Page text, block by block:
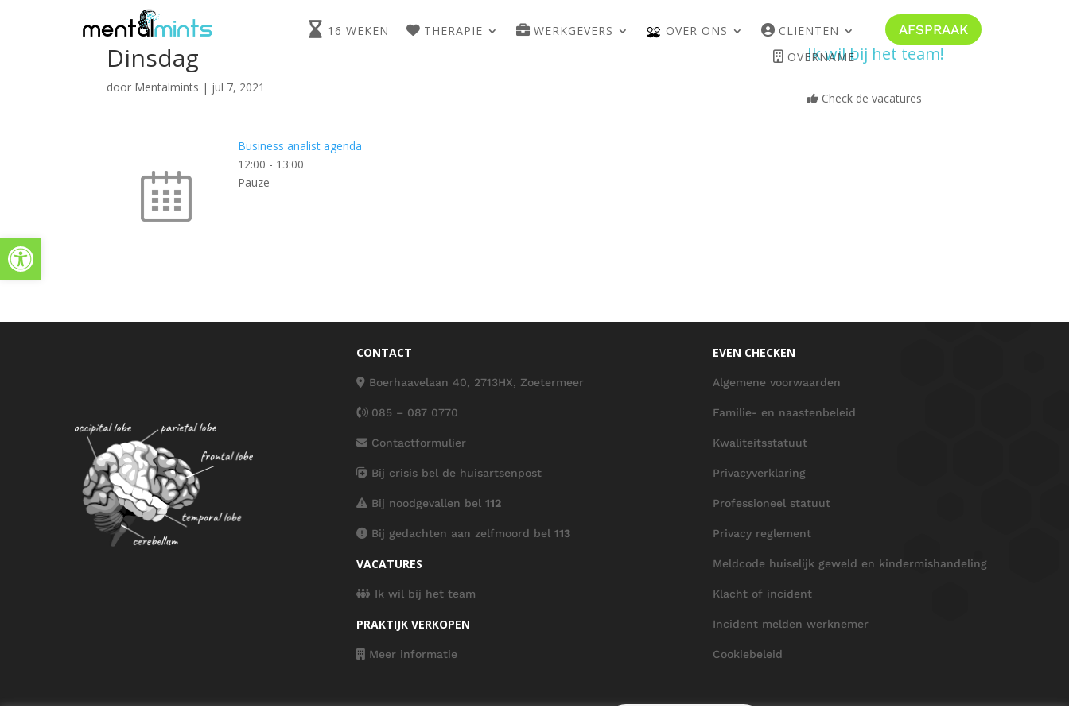
Toolbar openen
16 WEKEN THERAPIE WERKGEVERS OVER ONS
CLIENTEN
OVERNAME
AFSPRAAK
Dinsdag
door Mentalmints | jul 7, 2021
Business analist agenda
12:00 - 13:00
Pauze
Ik wil bij het team!
Check de vacatures
CONTACT
Boerhaavelaan 40, 2713HX, Zoetermeer
085 – 087 0770
Contactformulier
Bij crisis bel de huisartsenpost
Bij noodgevallen bel 112
Bij gedachten aan zelfmoord bel 113
VACATURES
Ik wil bij het team
PRAKTIJK VERKOPEN
Meer informatie
EVEN CHECKEN
Algemene voorwaarden
Familie- en naastenbeleid
Kwaliteitsstatuut
Privacyverklaring
Professioneel statuut
Privacy reglement
Meldcode huiselijk geweld en kindermishandeling
Klacht of incident
Incident melden werknemer
Cookiebeleid